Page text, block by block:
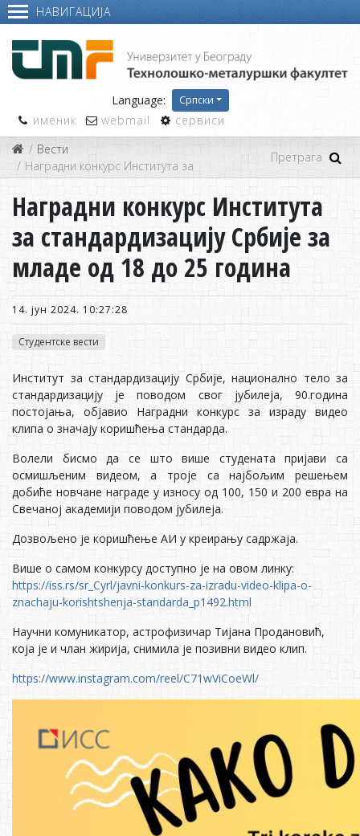
НАВИГАЦИЈА
Language: Српски
именик webmail
сервиси
Вести
Наградни конкурс Института за стандардизацију Србије за
Наградни конкурс Института
за стандардизацију Србије за
младе од 18 до 25 година
14. јун 2024. 10:27:28
Студентске вести
Институт за стандардизацију Србије, национално тело за
стандардизацију је поводом свог јубилеја, 90.година
постојања, објавио Наградни конкурс за израду видео
клипа о значају коришћења стандарда.
Волели бисмо да се што више студената пријави са
осмишљеним видеом, а троје са најбољим решењем
добиће новчане награде у износу од 100, 150 и 200 евра на
Свечаној академији поводом јубилеја.
Дозвољено је коришћење АИ у креирању садржаја.
Више о самом конкурсу доступно је на овом линку:
https://iss.rs/sr_Cyrl/javni-konkurs-za-izradu-video-klipa-o-
znachaju-korishtshenja-standarda_p1492.html
Научни комуникатор, астрофизичар Тијана Продановић,
која је и члан жирија, снимила је позивни видео клип.
https://www.instagram.com/reel/C71wViCoeWl/